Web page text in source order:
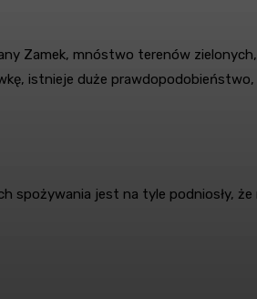
Zamek, mnóstwo terenów
istnieje duże
jest na tyle podniosły,